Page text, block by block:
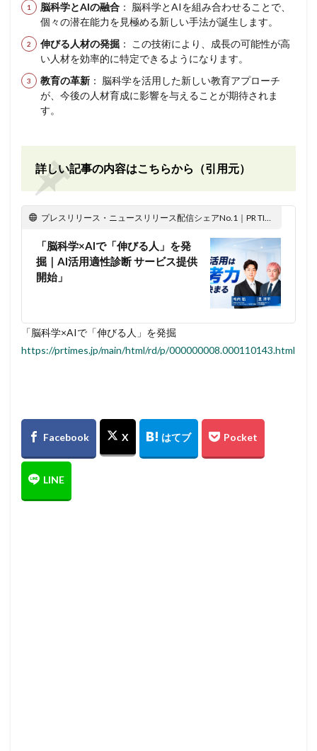
脳科学とAIの融合 ： 脳科学とAIを組み合わせることで、
個々の潜在能力を見極める新しい手法が誕生します。
伸びる人材の発掘 ： この技術により、成長の可能性が高
い人材を効率的に特定できるようになります。
教育の革新 ： 脳科学を活用した新しい教育アプローチ
が、今後の人材育成に影響を与えることが期待されま
す。
詳しい記事の内容はこちらから（引用元）
プレスリリース・ニュースリリース配信シェアNo.1｜PR TIMES
「脳科学×AIで「伸びる人」を発
掘｜AI活用適性診断 サービス提供
開始」
「脳科学×AIで「伸びる人」を発掘
https://prtimes.jp/main/html/rd/p/000000008.000110143.html